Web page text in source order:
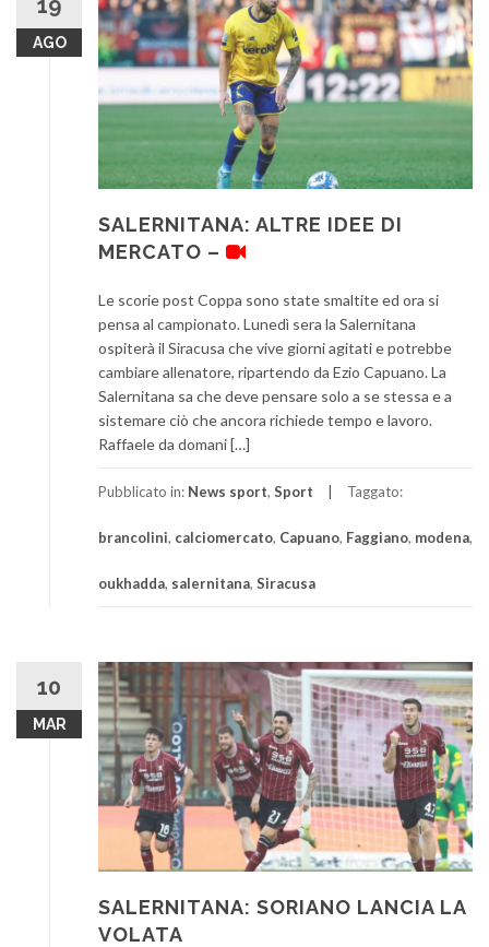
AGO
SALERNITANA: ALTRE IDEE DI
MERCATO –
Le scorie post Coppa sono state smaltite ed ora si
pensa al campionato. Lunedì sera la Salernitana
ospiterà il Siracusa che vive giorni agitati e potrebbe
cambiare allenatore, ripartendo da Ezio Capuano. La
Salernitana sa che deve pensare solo a se stessa e a
sistemare ciò che ancora richiede tempo e lavoro.
Raffaele da domani […]
Pubblicato in: News sport, Sport Taggato:
brancolini, calciomercato, Capuano, Faggiano, modena,
oukhadda, salernitana, Siracusa
10
MAR
SALERNITANA: SORIANO LANCIA LA
VOLATA